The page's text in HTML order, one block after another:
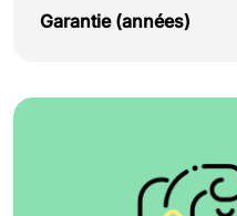
Garantie (années)